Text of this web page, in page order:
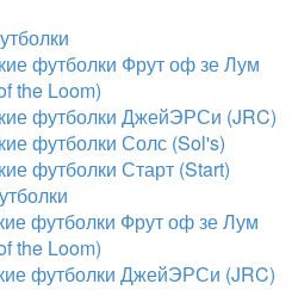
футболки Фрут оф зе Лум
the Loom)
футболки ДжейЭРСи (JRC)
футболки Солс (Sol's)
футболки Старт (Start)
футболки Фрут оф зе Лум
the Loom)
футболки ДжейЭРСи (JRC)